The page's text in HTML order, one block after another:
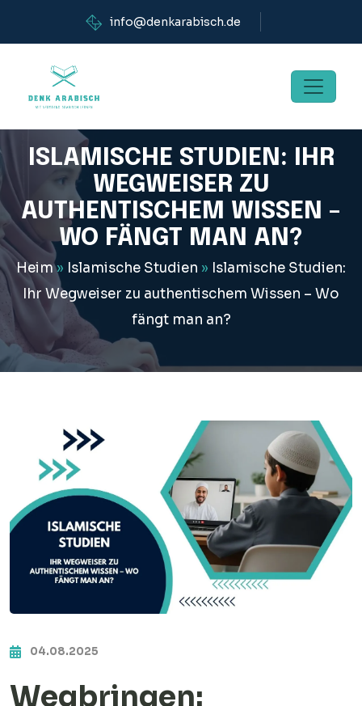
info@denkarabisch.de
ISLAMISCHE STUDIEN: IHR
WEGWEISER ZU
AUTHENTISCHEM WISSEN –
WO FÄNGT MAN AN?
Heim» Islamische Studien » Islamische Studien:
Ihr Wegweiser zu authentischem Wissen – Wo
fängt man an?
04.08.2025
Wegbringen: